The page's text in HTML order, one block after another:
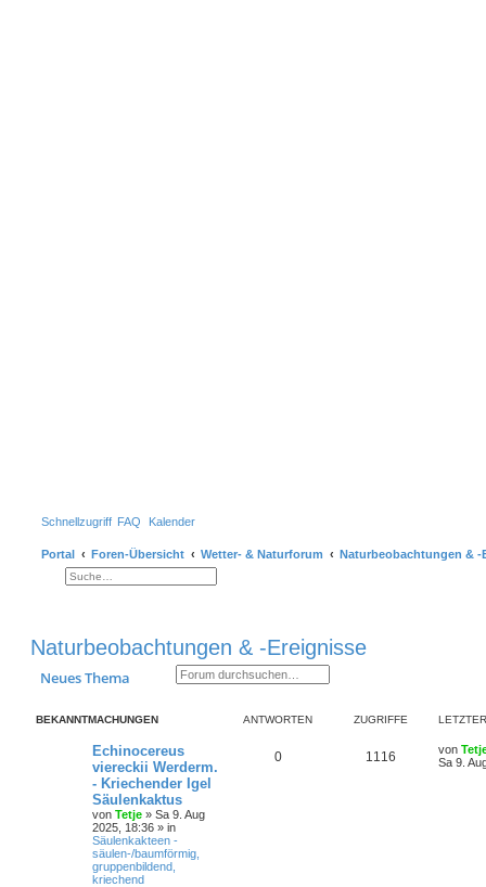
Schnellzugriff FAQ Kalender
Portal Foren-Übersicht Wetter- & Naturforum Naturbeobachtungen & -
Suche
Erweiterte Suche
Naturbeobachtungen & -Ereignisse
Neues Thema Suche
Erweiterte Suche
BEKANNTMACHUNGEN ANTWORTEN ZUGRIFFE
Echinocereus
viereckii Werderm.
- Kriechender Igel
Säulenkaktus
von Tetje » Sa 9. Aug
2025, 18:36 » in
Säulenkakteen -
säulen-/baumförmig,
gruppenbildend,
kriechend
0 1116 von
Sa 9.